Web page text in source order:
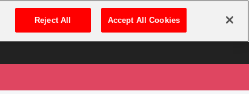
ログイン・新規登録
Reject All Accept All Cookies